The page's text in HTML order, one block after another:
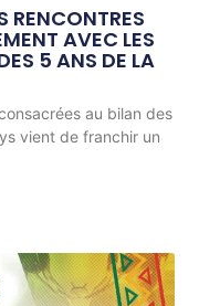
RENCONTRES
AVEC LES
5 ANS DE LA
au bilan des
vient de franchir un